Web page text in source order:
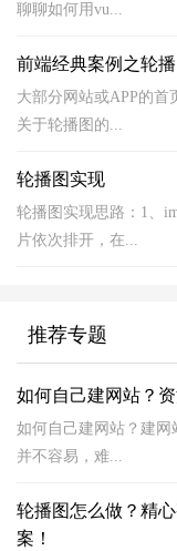
聊聊如何用vu...
前端经典案例之轮播
大部分网站或APP的
关于轮播图的...
轮播图实现
轮播图实现思路：1、
片依次排开，在...
推荐专题
如何自己建网站？
如何自己建网站？建
并不容易，难...
轮播图怎么做？精
案！